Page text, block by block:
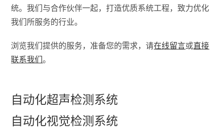
统。我们与合作伙伴一起，打造优质系统工程，致力优化
我们所服务的行业。
浏览我们提供的服务，准备您的需求，请在线留言或直接
联系我们。
自动化超声检测系统
自动化视觉检测系统